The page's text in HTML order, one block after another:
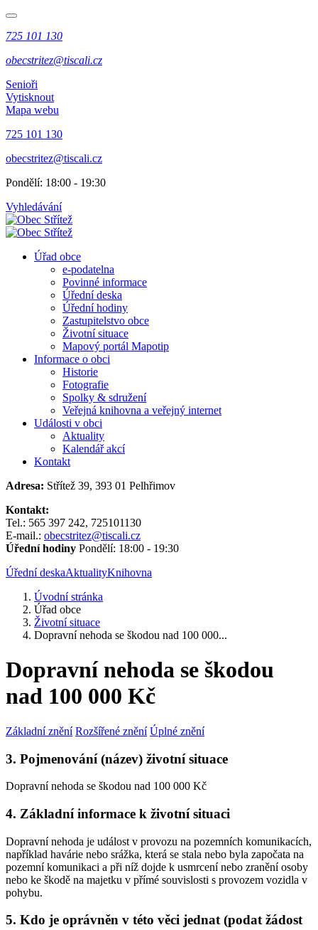
725 101 130
obecstritez@tiscali.cz
Senioři
Vytisknout
Mapa webu
725 101 130
obecstritez@tiscali.cz
Pondělí: 18:00 - 19:30
Vyhledávání
Úřad obce
e-podatelna
Povinné informace
Úřední deska
Úřední hodiny
Zastupitelstvo obce
Životní situace
Mapový portál Mapotip
Informace o obci
Historie
Fotografie
Spolky & sdružení
Veřejná knihovna a veřejný internet
Události v obci
Aktuality
Kalendář akcí
Kontakt
Adresa: Střítež 39, 393 01 Pelhřimov
Kontakt:
Tel.: 565 397 242, 725101130
E-mail.: obecstritez@tiscali.cz
Úřední hodiny Pondělí: 18:00 - 19:30
Úřední deskaAktualityKnihovna
Úvodní stránka
Úřad obce
Životní situace
Dopravní nehoda se škodou nad 100 000...
Dopravní nehoda se škodou
nad 100 000 Kč
Základní znění Rozšířené znění Úplné znění
3. Pojmenování (název) životní situace
Dopravní nehoda se škodou nad 100 000 Kč
4. Základní informace k životní situaci
Dopravní nehoda je událost v provozu na pozemních komunikacích,
například havárie nebo srážka, která se stala nebo byla započata na
pozemní komunikaci a při níž dojde k usmrcení nebo zranění osoby
nebo ke škodě na majetku v přímé souvislosti s provozem vozidla v
pohybu.
5. Kdo je oprávněn v této věci jednat (podat žádost